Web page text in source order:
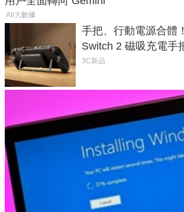
AI/大數據
手把、行動電源合體
Switch 2 磁吸充電手
延長 1.5 倍
3C新品